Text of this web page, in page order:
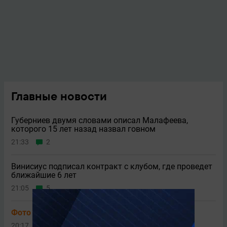
Главные новости
Губерниев двумя словами описал Малафеева,
которого 15 лет назад назвал говном
21:33 2
Винисиус подписал контракт с клубом, где проведет
ближайшие 6 лет
21:05 5
Фото «ПСЖ» купил игрока за 50 миллионов